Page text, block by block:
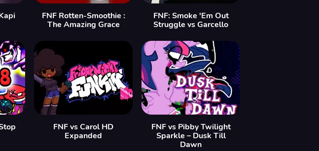
FNF Rotten-Smoothie :
The Amazing Grace
FNF: Smoke 'Em Out
Struggle vs Garcello
FNF vs Carol HD
Expanded
FNF vs Pibby Twilight
Sparkle – Dusk Till
Dawn